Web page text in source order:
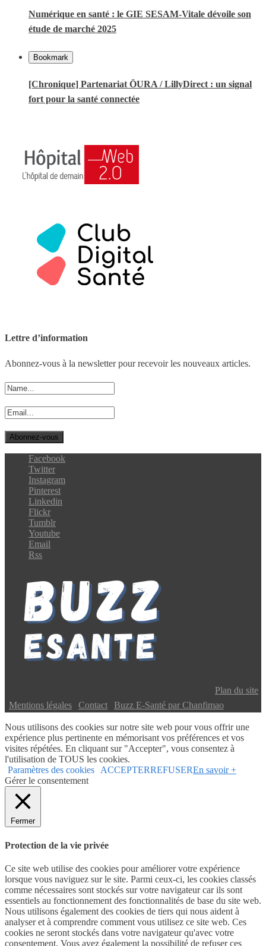
Numérique en santé : le GIE SESAM-Vitale dévoile son
étude de marché 2025
Bookmark
[Chronique] Partenariat ŌURA / LillyDirect : un signal
fort pour la santé connectée
Lettre d’information
Abonnez-vous à la newsletter pour recevoir les nouveaux articles.
Facebook
Twitter
Instagram
Pinterest
Linkedin
Flickr
Tumblr
Youtube
Email
Rss
Plan du site
Mentions légales Contact Buzz E-Santé par Chanfimao
Nous utilisons des cookies sur notre site web pour vous offrir une
expérience plus pertinente en mémorisant vos préférences et vos
visites répétées. En cliquant sur "Accepter", vous consentez à
l'utilisation de TOUS les cookies.
Paramètres des cookies ACCEPTERREFUSEREn savoir +
Gérer le consentement
Fermer
Protection de la vie privée
Ce site web utilise des cookies pour améliorer votre expérience
lorsque vous naviguez sur le site. Parmi ceux-ci, les cookies classés
comme nécessaires sont stockés sur votre navigateur car ils sont
essentiels au fonctionnement des fonctionnalités de base du site web.
Nous utilisons également des cookies de tiers qui nous aident à
analyser et à comprendre comment vous utilisez ce site web. Ces
cookies ne seront stockés dans votre navigateur qu'avec votre
consentement. Vous avez également la possibilité de refuser ces